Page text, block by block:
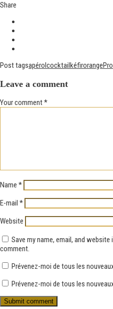
Share
Post tagsapérol cocktail kéfirorange
Leave a comment
Your comment*
Name *
E-mail *
Website
Save my name, email, and
comment.
Prévenez-moi de tous les
Prévenez-moi de tous les